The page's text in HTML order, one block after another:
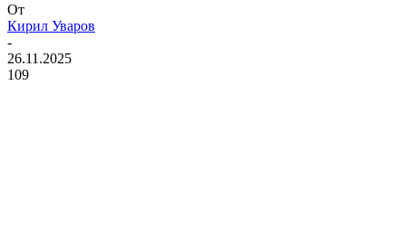
От
Кирил Уваров
-
26.11.2025
109